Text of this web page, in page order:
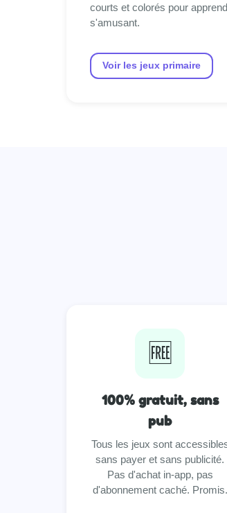
courts et colorés pour
s'amusant.
Voir les jeux primaire
🆓
100% gratuit, sans
pub
Tous les jeux sont
sans payer et sans publicité.
Pas d'achat in-app, pas
d'abonnement caché. Promis.